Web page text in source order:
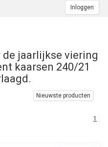
Inloggen
jaarlijkse viering
kaarsen 240/21
Nieuwste producten
1